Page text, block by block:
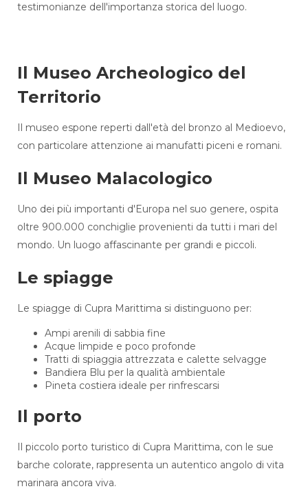
testimonianze dell'importanza storica del luogo.
Il Museo Archeologico del
Territorio
Il museo espone reperti dall'età del bronzo al Medioevo,
con particolare attenzione ai manufatti piceni e romani.
Il Museo Malacologico
Uno dei più importanti d'Europa nel suo genere, ospita
oltre 900.000 conchiglie provenienti da tutti i mari del
mondo. Un luogo affascinante per grandi e piccoli.
Le spiagge
Le spiagge di Cupra Marittima si distinguono per:
Ampi arenili di sabbia fine
Acque limpide e poco profonde
Tratti di spiaggia attrezzata e calette selvagge
Bandiera Blu per la qualità ambientale
Pineta costiera ideale per rinfrescarsi
Il porto
Il piccolo porto turistico di Cupra Marittima, con le sue
barche colorate, rappresenta un autentico angolo di vita
marinara ancora viva.